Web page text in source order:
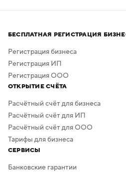
а скачать результат можно
качестве. Дополнительная
в сервисе предусмотрено
фона.
БЕСПЛАТНАЯ РЕГИСТРАЦИЯ
Регистрация бизнеса
Регистрация ИП
Регистрация ООО
ОТКРЫТИЕ СЧЁТА
Расчётный счёт для бизнеса
Расчётный счёт для ИП
Расчётный счёт для ООО
Тарифы для бизнеса
СЕРВИСЫ
Банковские гарантии